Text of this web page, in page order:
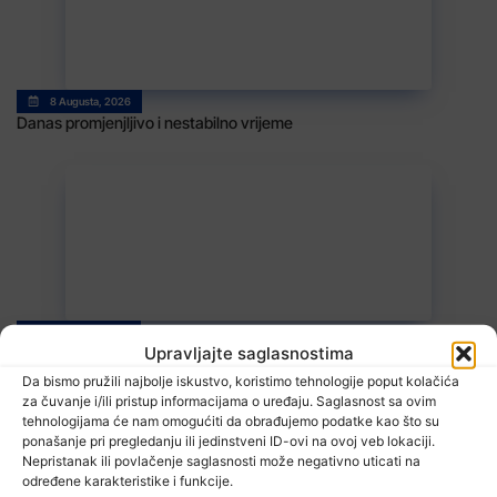
Upravljajte saglasnostima
Da bismo pružili najbolje iskustvo, koristimo tehnologije poput kolačića
za čuvanje i/ili pristup informacijama o uređaju. Saglasnost sa ovim
tehnologijama će nam omogućiti da obrađujemo podatke kao što su
ponašanje pri pregledanju ili jedinstveni ID-ovi na ovoj veb lokaciji.
Nepristanak ili povlačenje saglasnosti može negativno uticati na
određene karakteristike i funkcije.
8 Augusta, 2026
Danas promjenjljivo i nestabilno vrijeme
U Kalesiji u toku rekonstrukcija puteva
TV RASPORED